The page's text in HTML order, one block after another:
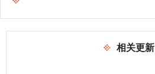
相关更新